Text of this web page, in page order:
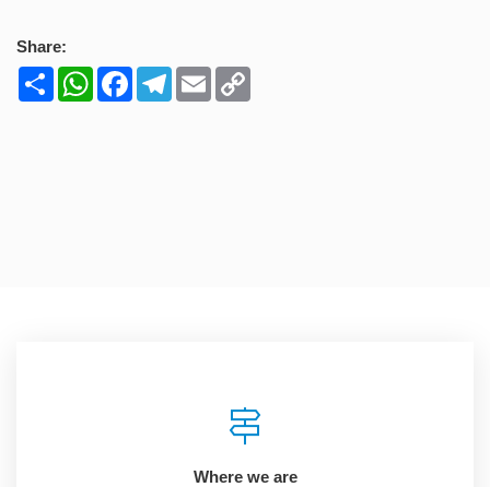
Share:
ShareWhatsAppFacebookTelegram
Email
Where we are